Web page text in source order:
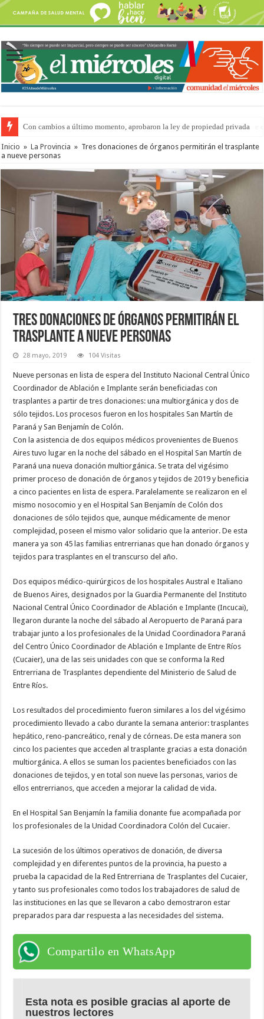
Con cambios a último momento, aprobaron la ley de propiedad privada
Adopción en Entre Ríos: el 35% de los 90 niños, niñas y adolescentes que
Inicio » La Provincia » Tres donaciones de órganos permitirán el trasplante
a nueve personas
Tres donaciones de órganos permitirán el
trasplante a nueve personas
28 mayo, 2019 104 Visitas
Nueve personas en lista de espera del Instituto Nacional Central Único
Coordinador de Ablación e Implante serán beneficiadas con
trasplantes a partir de tres donaciones: una multiorgánica y dos de
sólo tejidos. Los procesos fueron en los hospitales San Martín de
Paraná y San Benjamín de Colón.
Con la asistencia de dos equipos médicos provenientes de Buenos
Aires tuvo lugar en la noche del sábado en el Hospital San Martín de
Paraná una nueva donación multiorgánica. Se trata del vigésimo
primer proceso de donación de órganos y tejidos de 2019 y beneficia
a cinco pacientes en lista de espera. Paralelamente se realizaron en el
mismo nosocomio y en el Hospital San Benjamín de Colón dos
donaciones de sólo tejidos que, aunque médicamente de menor
complejidad, poseen el mismo valor solidario que la anterior. De esta
manera ya son 45 las familias entrerrianas que han donado órganos y
tejidos para trasplantes en el transcurso del año.
Dos equipos médico-quirúrgicos de los hospitales Austral e Italiano
de Buenos Aires, designados por la Guardia Permanente del Instituto
Nacional Central Único Coordinador de Ablación e Implante (Incucai),
llegaron durante la noche del sábado al Aeropuerto de Paraná para
trabajar junto a los profesionales de la Unidad Coordinadora Paraná
del Centro Único Coordinador de Ablación e Implante de Entre Ríos
(Cucaier), una de las seis unidades con que se conforma la Red
Entrerriana de Trasplantes dependiente del Ministerio de Salud de
Entre Ríos.
Los resultados del procedimiento fueron similares a los del vigésimo
procedimiento llevado a cabo durante la semana anterior: trasplantes
hepático, reno-pancreático, renal y de córneas. De esta manera son
cinco los pacientes que acceden al trasplante gracias a esta donación
multiorgánica. A ellos se suman los pacientes beneficiados con las
donaciones de tejidos, y en total son nueve las personas, varios de
ellos entrerrianos, que acceden a mejorar la calidad de vida.
En el Hospital San Benjamín la familia donante fue acompañada por
los profesionales de la Unidad Coordinadora Colón del Cucaier.
La sucesión de los últimos operativos de donación, de diversa
complejidad y en diferentes puntos de la provincia, ha puesto a
prueba la capacidad de la Red Entrerriana de Trasplantes del Cucaier,
y tanto sus profesionales como todos los trabajadores de salud de
las instituciones en las que se llevaron a cabo demostraron estar
preparados para dar respuesta a las necesidades del sistema.
Compartilo en WhatsApp
Esta nota es posible gracias al aporte de
nuestros lectores